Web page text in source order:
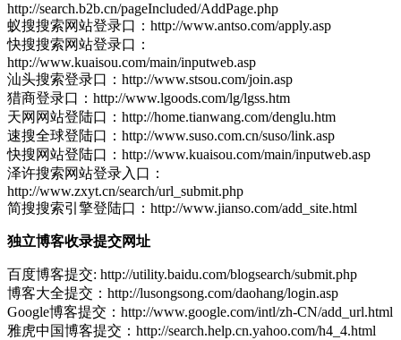
http://search.b2b.cn/pageIncluded/AddPage.php
蚁搜搜索网站登录口：http://www.antso.com/apply.asp
快搜搜索网站登录口：
http://www.kuaisou.com/main/inputweb.asp
汕头搜索登录口：http://www.stsou.com/join.asp
猎商登录口：http://www.lgoods.com/lg/lgss.htm
天网网站登陆口：http://home.tianwang.com/denglu.htm
速搜全球登陆口：http://www.suso.com.cn/suso/link.asp
快搜网站登陆口：http://www.kuaisou.com/main/inputweb.asp
泽许搜索网站登录入口：
http://www.zxyt.cn/search/url_submit.php
简搜搜索引擎登陆口：http://www.jianso.com/add_site.html
独立博客收录提交网址
百度博客提交: http://utility.baidu.com/blogsearch/submit.php
博客大全提交：http://lusongsong.com/daohang/login.asp
Google博客提交：http://www.google.com/intl/zh-CN/add_url.html
雅虎中国博客提交：http://search.help.cn.yahoo.com/h4_4.html